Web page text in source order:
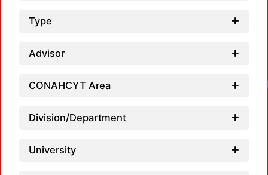
Type
Advisor
CONAHCYT Area
Division/Department
University